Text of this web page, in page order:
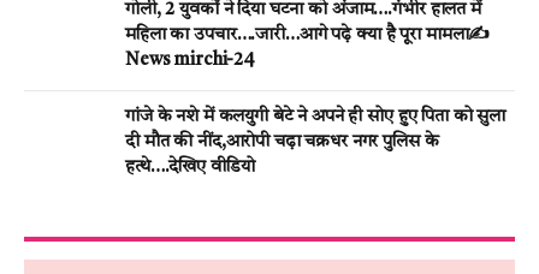
गोली, 2 युवकों ने दिया घटना को अंजाम….गंभीर हालत में
महिला का उपचार….जारी…आगे पढ़े क्या है पूरा मामला✍️
News mirchi-24
गांजे के नशे में कलयुगी बेटे ने अपने ही सोए हुए पिता को सुला
दी मौत की नींद,आरोपी चढ़ा चक्रधर नगर पुलिस के
हत्थे….देखिए वीडियो